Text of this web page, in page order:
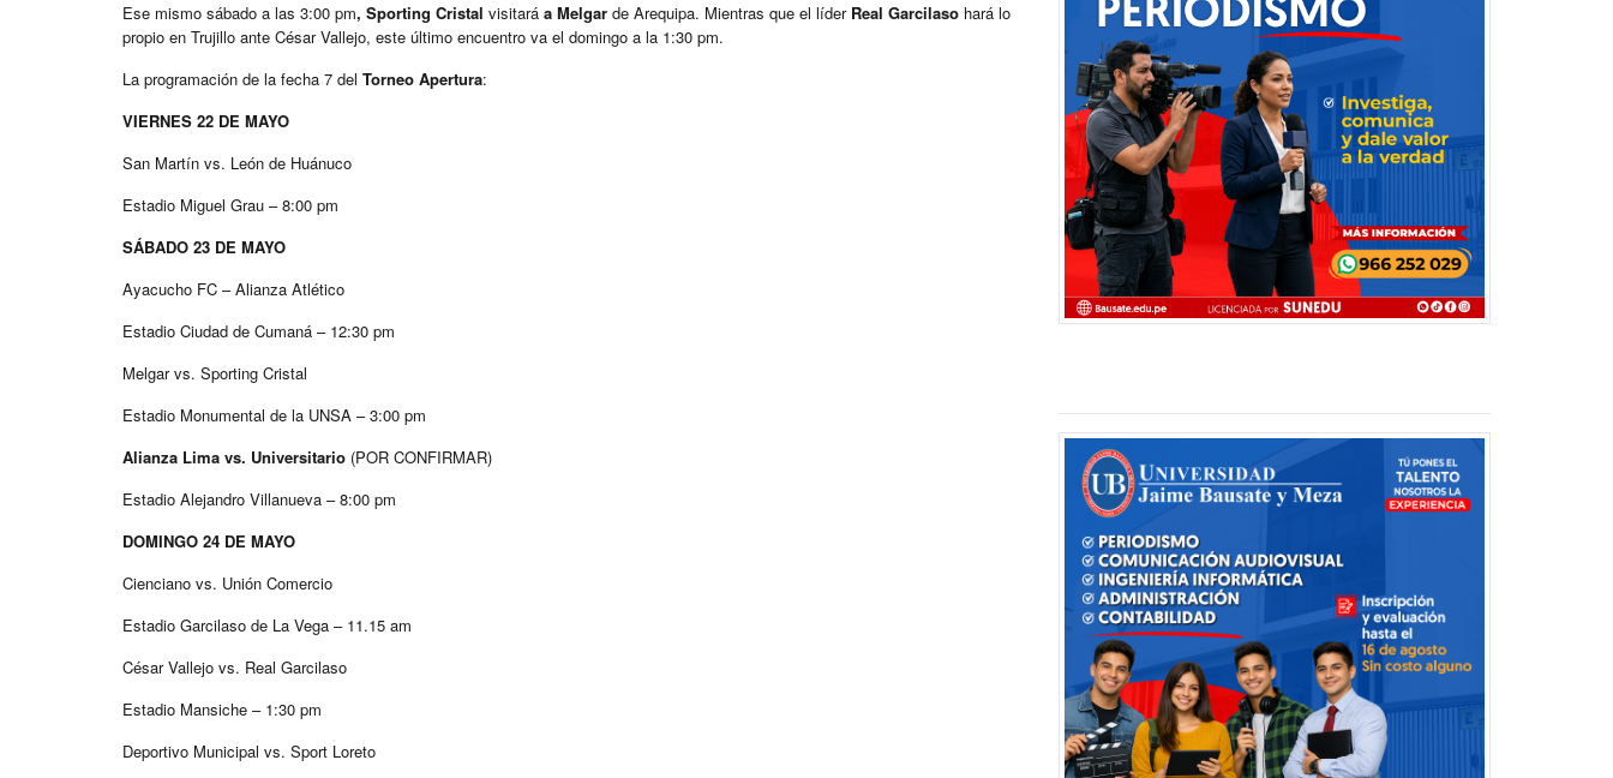
Ese mismo sábado a las 3:00 pm, Sporting Cristal visitará a Melgar de Arequipa. Mientras que el líder Real Garcilaso hará lo
propio en Trujillo ante César Vallejo, este último encuentro va el domingo a la 1:30 pm.
La programación de la fecha 7 del Torneo Apertura:
VIERNES 22 DE MAYO
San Martín vs. León de Huánuco
Estadio Miguel Grau – 8:00 pm
SÁBADO 23 DE MAYO
Ayacucho FC – Alianza Atlético
Estadio Ciudad de Cumaná – 12:30 pm
Melgar vs. Sporting Cristal
Estadio Monumental de la UNSA – 3:00 pm
Alianza Lima vs. Universitario (POR CONFIRMAR)
Estadio Alejandro Villanueva – 8:00 pm
DOMINGO 24 DE MAYO
Cienciano vs. Unión Comercio
Estadio Garcilaso de La Vega – 11.15 am
César Vallejo vs. Real Garcilaso
Estadio Mansiche – 1:30 pm
Deportivo Municipal vs. Sport Loreto